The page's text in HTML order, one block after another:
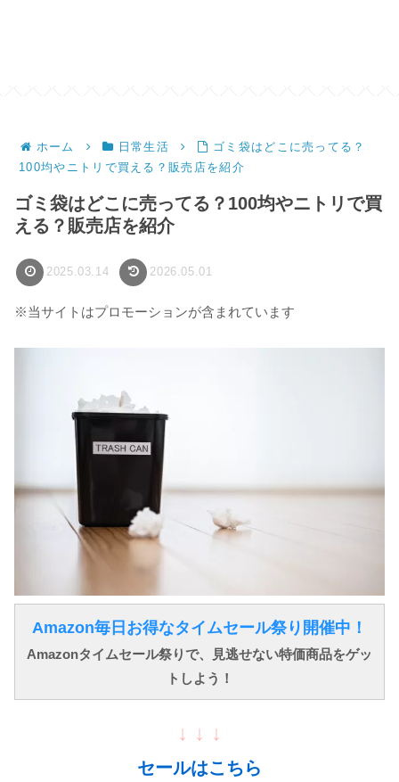
ホーム 日常生活
ゴミ袋はどこに売ってる？
100均やニトリで買える？販売店を紹介
ゴミ袋はどこに売ってる？100均やニトリで買
える？販売店を紹介
2025.03.14 2026.05.01
※当サイトはプロモーションが含まれています
Amazon毎日お得なタイムセール祭り開催中！
Amazonタイムセール祭りで、見逃せない特価商品をゲッ
トしよう！
↓ ↓ ↓
セールはこちら